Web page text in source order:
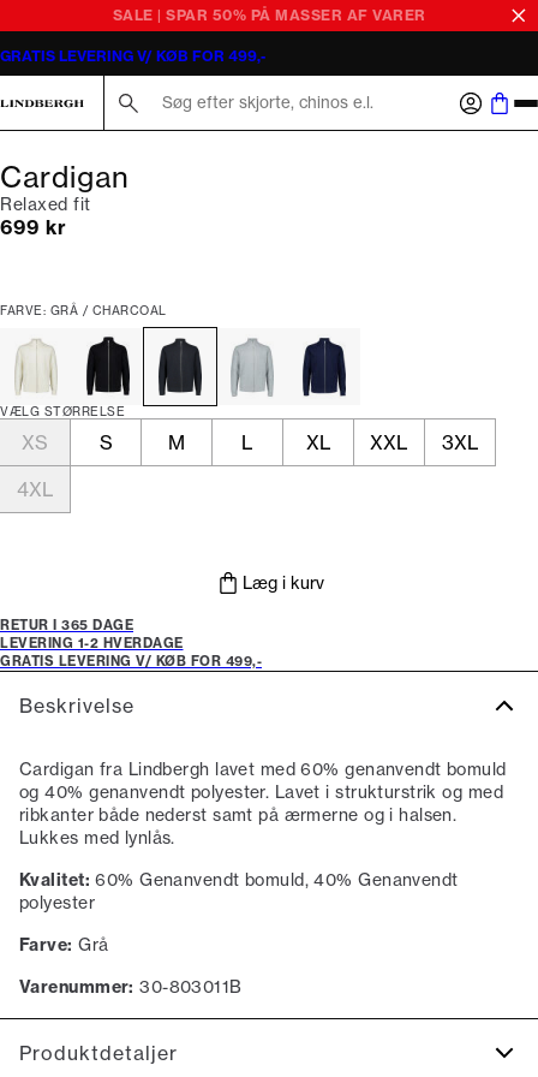
SALE | SPAR 50% PÅ MASSER AF VARER
GRATIS LEVERING V/ KØB FOR 499,-
Cardigan
Relaxed fit
I alt (inkl. rabat)
699 kr
FARVE: GRÅ / CHARCOAL
VÆLG STØRRELSE
XS S M L XL XXL
3XL
4XL
Læg i kurv
RETUR I 365 DAGE
LEVERING 1-2 HVERDAGE
GRATIS LEVERING V/ KØB FOR 499,-
Beskrivelse
Cardigan fra Lindbergh lavet med 60% genanvendt bomuld
og 40% genanvendt polyester. Lavet i strukturstrik og med
ribkanter både nederst samt på ærmerne og i halsen.
Lukkes med lynlås.
Kvalitet: 60% Genanvendt bomuld, 40% Genanvendt
polyester
Farve: Grå
Varenummer: 30-803011B
Produktdetaljer